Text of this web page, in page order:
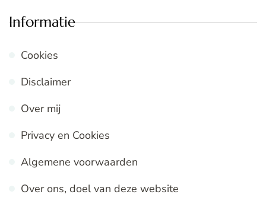
Informatie
Cookies
Disclaimer
Over mij
Privacy en Cookies
Algemene voorwaarden
Over ons, doel van deze website